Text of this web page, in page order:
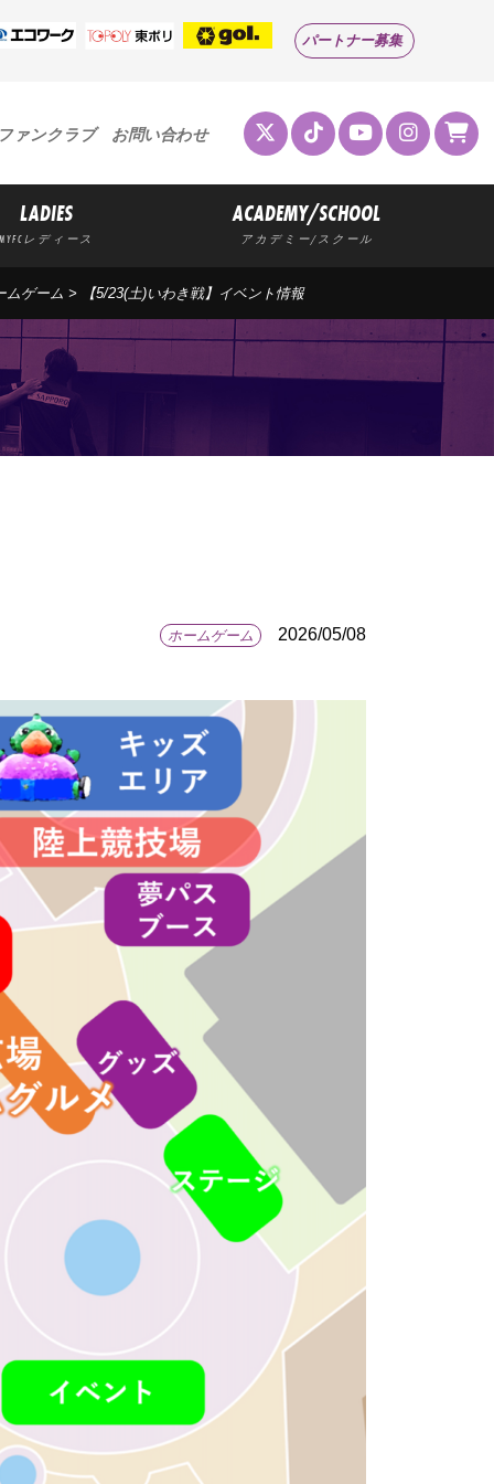
パートナー募集
ァンクラブ お問い合わせ
LADIES
レディース
ACADEMY/SCHOOL
アカデミー/スクール
ムゲーム > 【5/23(土)いわき戦】イベント情報
ホームゲーム 2026/05/08